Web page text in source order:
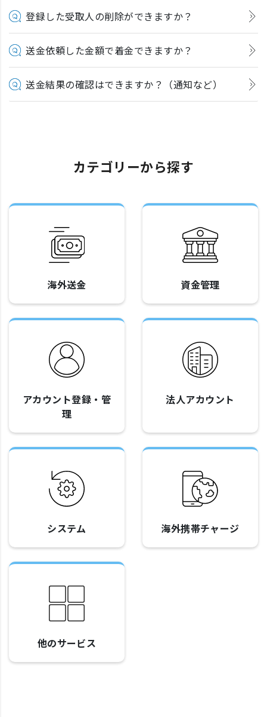
登録した受取人の削除ができますか？
送金依頼した金額で着金できますか？
送金結果の確認はできますか？（通知など）
カテゴリーから探す
海外送金 資金管理
アカウント登録・管
理
法人アカウント
システム 海外携帯チャージ
他のサービス